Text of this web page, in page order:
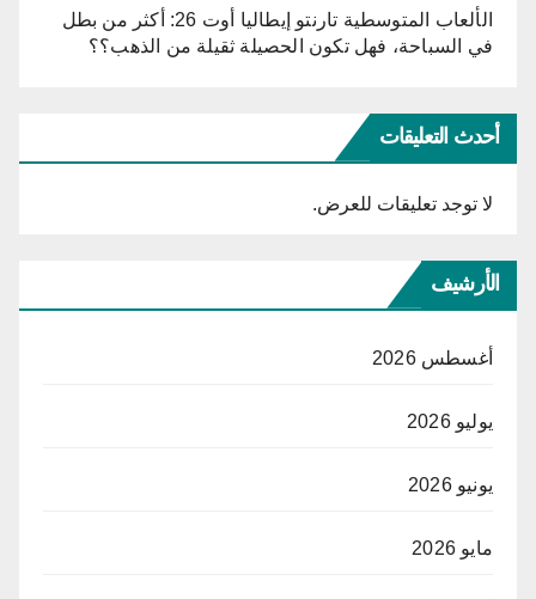
الألعاب المتوسطية تارنتو إيطاليا أوت 26: أكثر من بطل
في السباحة، فهل تكون الحصيلة ثقيلة من الذهب؟؟
أحدث التعليقات
لا توجد تعليقات للعرض.
الأرشيف
أغسطس 2026
يوليو 2026
يونيو 2026
مايو 2026